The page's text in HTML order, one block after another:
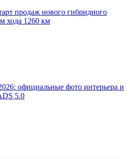
продаж нового гибридного
хода 1260 км
официальные фото интерьера и
5.0